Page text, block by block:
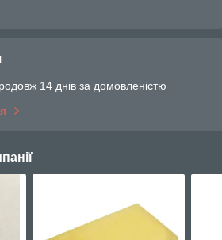
14 днів за домовленістю